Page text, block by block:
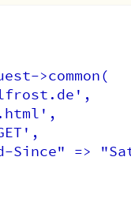
>common(
Since" =>